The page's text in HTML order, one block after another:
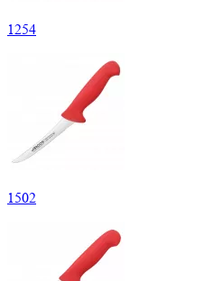
1254
1502